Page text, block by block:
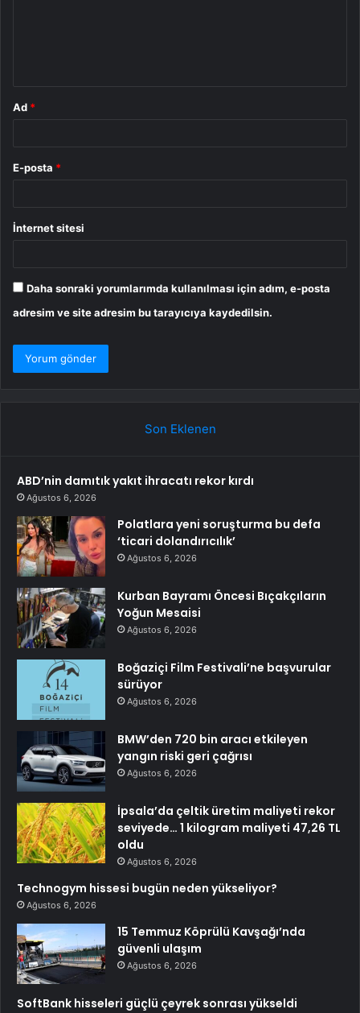
Ad *
E-posta *
İnternet sitesi
Daha sonraki yorumlarımda kullanılması için adım, e-posta
adresim ve site adresim bu tarayıcıya kaydedilsin.
Son Eklenen
ABD’nin damıtık yakıt ihracatı rekor kırdı
Ağustos 6, 2026
Polatlara yeni soruşturma bu defa
‘ticari dolandırıcılık’
Ağustos 6, 2026
Kurban Bayramı Öncesi Bıçakçıların
Yoğun Mesaisi
Ağustos 6, 2026
Boğaziçi Film Festivali’ne başvurular
sürüyor
Ağustos 6, 2026
BMW’den 720 bin aracı etkileyen
yangın riski geri çağrısı
Ağustos 6, 2026
İpsala’da çeltik üretim maliyeti rekor
seviyede… 1 kilogram maliyeti 47,26 TL
oldu
Ağustos 6, 2026
Technogym hissesi bugün neden yükseliyor?
Ağustos 6, 2026
15 Temmuz Köprülü Kavşağı’nda
güvenli ulaşım
Ağustos 6, 2026
SoftBank hisseleri güçlü çeyrek sonrası yükseldi